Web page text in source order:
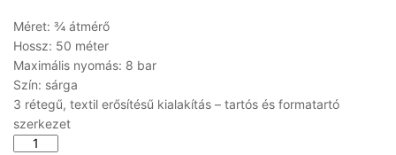
Méret: ¾ átmérő
Hossz: 50 méter
Maximális nyomás: 8 bar
Szín: sárga
3 rétegű, textil erősítésű kialakítás – tartós és formatartó
szerkezet